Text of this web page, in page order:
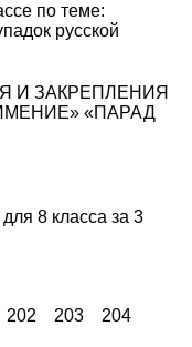
по теме:
русской
И ЗАКРЕПЛЕНИЯ
«ПАРАД
8 класса за 3
202 203
204